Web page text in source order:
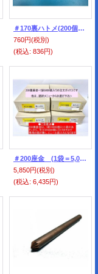
＃170裏ハトメ(200個袋詰め）
760円(税別)
(税込: 836円)
＃200座金 (1袋＝5,000個分）200番ハトメ用
5,850円(税別)
(税込: 6,435円)